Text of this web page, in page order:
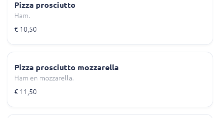
Pizza prosciutto
Ham.
€ 10,50
Pizza prosciutto mozzarella
Ham en mozzarella.
€ 11,50